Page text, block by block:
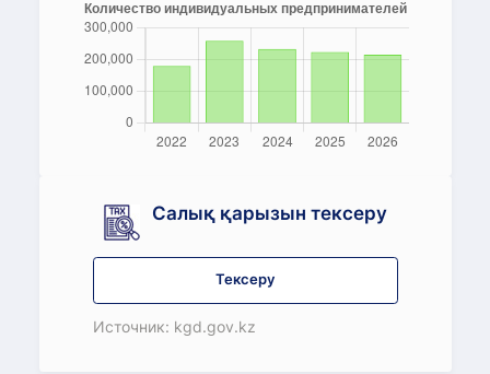
Салық қарызын тексеру
Тексеру
Источник: kgd.gov.kz